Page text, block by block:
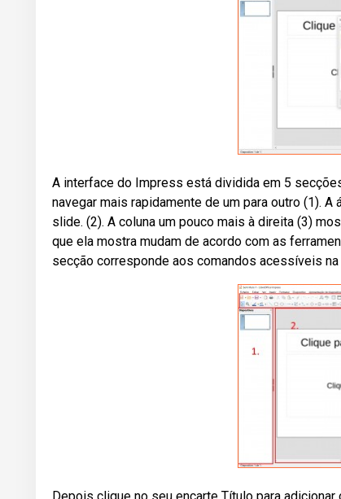
A interface do Impress está dividida em 5
navegar mais rapidamente de um para outro (1).
slide. (2). A coluna um pouco mais à direita (3)
que ela mostra mudam de acordo com as
secção corresponde aos comandos acessíveis